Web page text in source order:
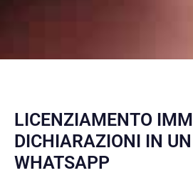
LICENZIAMENTO
DICHIARAZIONI IN
WHATSAPP